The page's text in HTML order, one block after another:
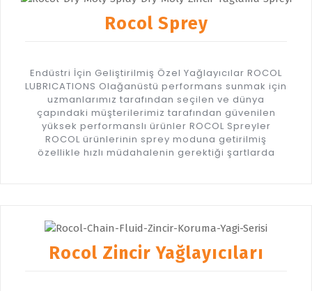
Rocol Sprey
Endüstri İçin Geliştirilmiş Özel Yağlayıcılar ROCOL
LUBRICATIONS Olağanüstü performans sunmak için
uzmanlarımız tarafından seçilen ve dünya
çapındaki müşterilerimiz tarafından güvenilen
yüksek performanslı ürünler ROCOL Spreyler
ROCOL ürünlerinin sprey moduna getirilmiş
özellikle hızlı müdahalenin gerektiği şartlarda
Rocol Zincir Yağlayıcıları